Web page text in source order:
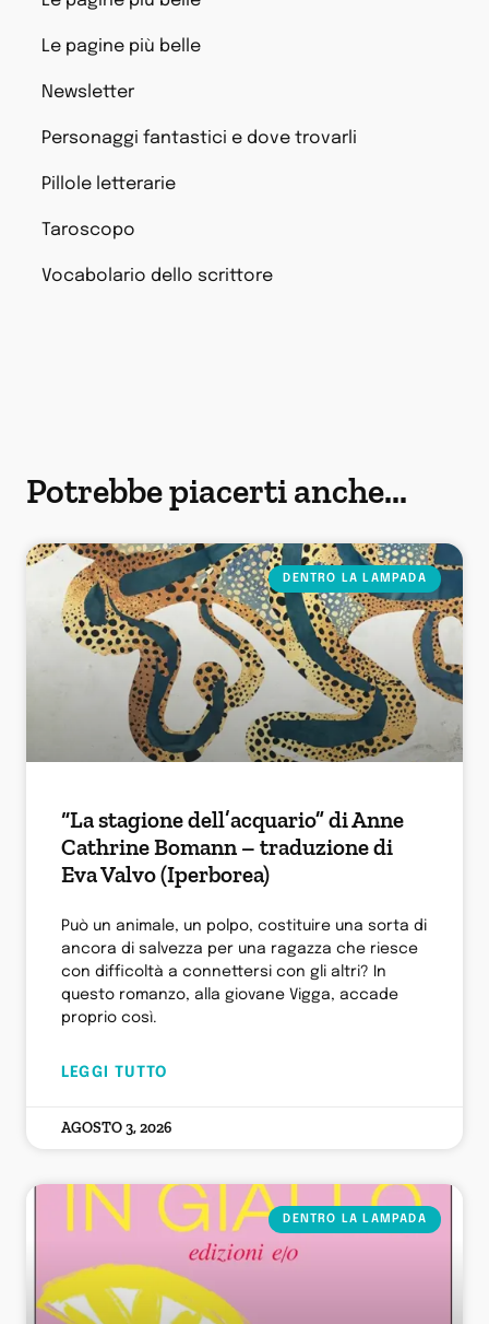
Le pagine più belle
Newsletter
Personaggi fantastici e dove trovarli
Pillole letterarie
Taroscopo
Vocabolario dello scrittore
Potrebbe piacerti anche...
DENTRO LA LAMPADA
“La stagione dell’acquario” di Anne
Cathrine Bomann – traduzione di
Eva Valvo (Iperborea)
Può un animale, un polpo, costituire una sorta di
ancora di salvezza per una ragazza che riesce
con difficoltà a connettersi con gli altri? In
questo romanzo, alla giovane Vigga, accade
proprio così.
LEGGI TUTTO
AGOSTO 3, 2026
DENTRO LA LAMPADA